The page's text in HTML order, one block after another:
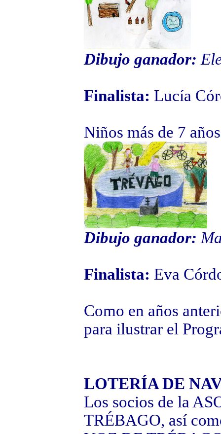
Dibujo ganador:
Finalista: Lucía
Niños más de 7 años
Dibujo ganador:
Finalista: Eva
Como en años
para ilustrar el
LOTERÍA DE
Los socios de la
TRÉBAGO, así